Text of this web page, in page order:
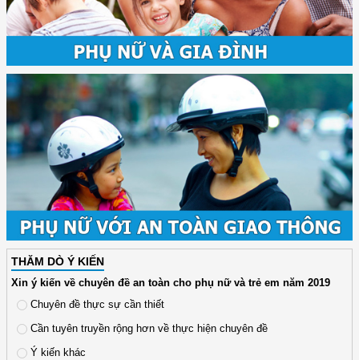
THĂM DÒ Ý KIẾN
Xin ý kiến về chuyên đề an toàn cho phụ nữ và trẻ em năm 2019
Chuyên đề thực sự cần thiết
Cần tuyên truyền rộng hơn về thực hiện chuyên đề
Ý kiến khác